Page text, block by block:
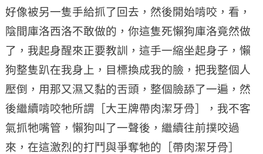
好像被另一隻手給抓了回去，然後開始啃咬，看，
陰間庫洛西洛不敢做的，你這隻死懶狗庫洛竟然做
了，我起身醒來正要教訓，這手一縮坐起身子，懶
狗整隻趴在我身上，目標換成我的臉，把我整個人
壓倒，用那又濕又黏的舌頭，整個臉舔了一遍，然
後繼續啃咬牠所謂［大王牌帶肉潔牙骨］，我不客
氣抓牠嘴管，懶狗叫了一聲後，繼續往前撲咬過
來，在這激烈的打鬥與爭奪牠的［帶肉潔牙骨］